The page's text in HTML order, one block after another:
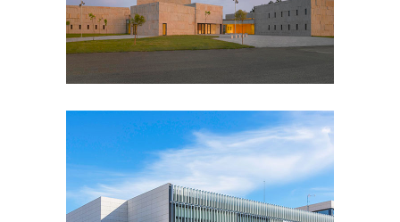
Arts center of Verín
Cultural